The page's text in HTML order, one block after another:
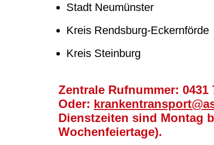
Stadt Neumünster
Kreis Rendsburg-Eckernförde
Kreis Steinburg
Zentrale Rufnummer: 0431
Oder:
Dienstzeiten sind Montag
Wochenfeiertage).